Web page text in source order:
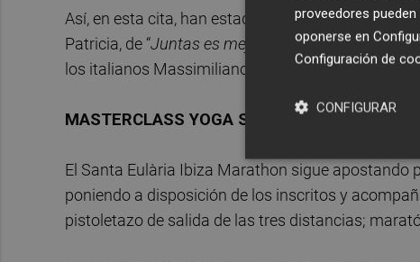
Así, en esta cita, han estado presentes
Patricia, de “Juntas es mejor
”, Sergio Turull,
los italianos Massimiliano Andrea Milani, Cosimo
MASTERCLASS YOGA SUNSET PURO
El Santa Eulària Ibiza Marathon sigue
poniendo a disposición de los inscritos y
pistoletazo de salida de las tres distancias;
proveedores
oponerse en
Configuración de
CONFIGURAR